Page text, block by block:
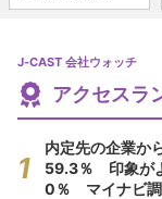
J-CAST 会社ウォッチ
アクセスラ
内定先の企業か
59.3％ 印象が
0％ マイナビ